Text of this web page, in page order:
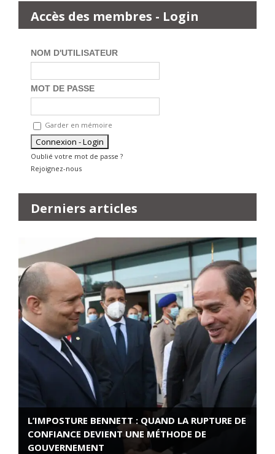
Accès des membres - Login
NOM D'UTILISATEUR
MOT DE PASSE
Garder en mémoire
Oublié votre mot de passe ?
Rejoignez-nous
Derniers articles
L’IMPOSTURE BENNETT : QUAND LA RUPTURE DE
CONFIANCE DEVIENT UNE MÉTHODE DE
GOUVERNEMENT